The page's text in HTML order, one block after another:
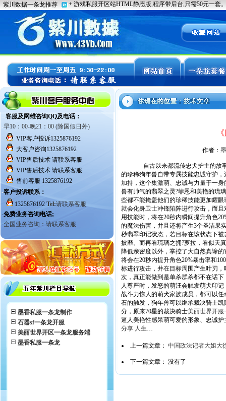
墨香私服一条龙制作
石器sf一条龙开服
美丽世界开区一条龙服务端
墨香私服一条龙
作者：
自古以来都流传忠犬护主的故事
的珍稀狗年兽自带专属技能忠诚守护
加持，这个集激萌、忠诚与力量于一
兽有帅气的翡翠之灵?菲恩和美艳的琉
些都不能掩盖他们的珍稀技能更加耀
就会化身卫士冲锋陷阵进行攻击，而
用技能时，将在20秒内瞬间提升角色
的魔法伤害，并且还将产生3个圣洁果
秒翡翠印记状态，若目标在该状态下
披靡。而再看琉璃之拥?萝拉，看似天
降低亲密度以外，掌控了大自然真谛的
将会在20秒内提升角色20%暴击率和
标进行攻击，并在目标周围产生叶刃
次，真正能做到是单杀群杀都不在话
人尊严时，发怒的萌汪会触发萌犬印
战斗力惊人的萌犬家族成员，都可以
石的触发，狗年兽可以继承裁决骑士
分，原来70星的裁决骑士美丽世界开服
逼人美艳性感呆萌可爱的形象、忠诚
分享 人生…
上一篇文章： 中国政法记者大姐大
下一篇文章： 没有了